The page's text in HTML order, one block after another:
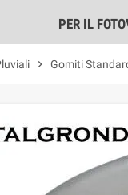
PER IL
chevron_right Gomiti